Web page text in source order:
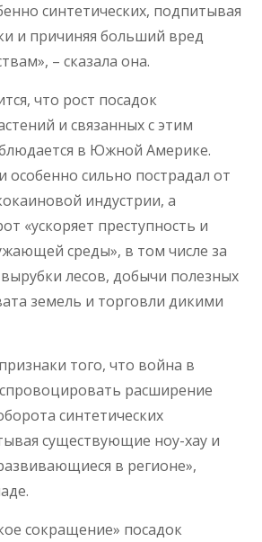
синтетических, подпитывая
и причиняя больший вред
– сказала она.
что рост посадок
и связанных с этим
в Южной Америке.
особенно сильно пострадал от
индустрии, а
«ускоряет преступность и
среды», в том числе за
лесов, добычи полезных
земель и торговли дикими
того, что война в
расширение
синтетических
существующие ноу-хау и
в регионе»,
сокращение» посадок